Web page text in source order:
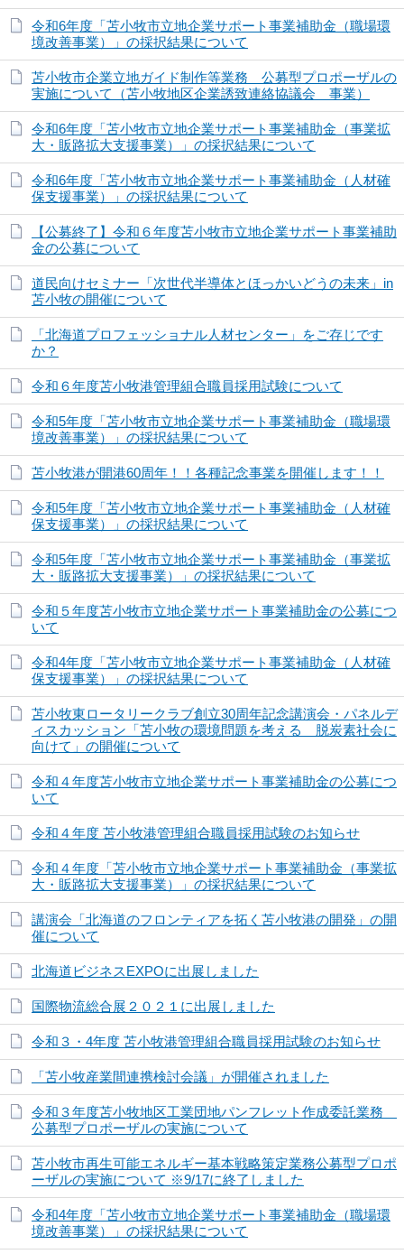
令和6年度「苫小牧市立地企業サポート事業補助金（職場環
境改善事業）」の採択結果について
苫小牧市企業立地ガイド制作等業務 公募型プロポーザルの
実施について（苫小牧地区企業誘致連絡協議会 事業）
令和6年度「苫小牧市立地企業サポート事業補助金（事業拡
大・販路拡大支援事業）」の採択結果について
令和6年度「苫小牧市立地企業サポート事業補助金（人材確
保支援事業）」の採択結果について
【公募終了】令和６年度苫小牧市立地企業サポート事業補助
金の公募について
道民向けセミナー「次世代半導体とほっかいどうの未来」in
苫小牧の開催について
「北海道プロフェッショナル人材センター」をご存じです
か？
令和６年度苫小牧港管理組合職員採用試験について
令和5年度「苫小牧市立地企業サポート事業補助金（職場環
境改善事業）」の採択結果について
苫小牧港が開港60周年！！各種記念事業を開催します！！
令和5年度「苫小牧市立地企業サポート事業補助金（人材確
保支援事業）」の採択結果について
令和5年度「苫小牧市立地企業サポート事業補助金（事業拡
大・販路拡大支援事業）」の採択結果について
令和５年度苫小牧市立地企業サポート事業補助金の公募につ
いて
令和4年度「苫小牧市立地企業サポート事業補助金（人材確
保支援事業）」の採択結果について
苫小牧東ロータリークラブ創立30周年記念講演会・パネルデ
ィスカッション「苫小牧の環境問題を考える 脱炭素社会に
向けて」の開催について
令和４年度苫小牧市立地企業サポート事業補助金の公募につ
いて
令和４年度 苫小牧港管理組合職員採用試験のお知らせ
令和４年度「苫小牧市立地企業サポート事業補助金（事業拡
大・販路拡大支援事業）」の採択結果について
講演会「北海道のフロンティアを拓く苫小牧港の開発」の開
催について
北海道ビジネスEXPOに出展しました
国際物流総合展２０２１に出展しました
令和３・4年度 苫小牧港管理組合職員採用試験のお知らせ
「苫小牧産業間連携検討会議」が開催されました
令和３年度苫小牧地区工業団地パンフレット作成委託業務
公募型プロポーザルの実施について
苫小牧市再生可能エネルギー基本戦略策定業務公募型プロポ
ーザルの実施について ※9/17に終了しました
令和4年度「苫小牧市立地企業サポート事業補助金（職場環
境改善事業）」の採択結果について